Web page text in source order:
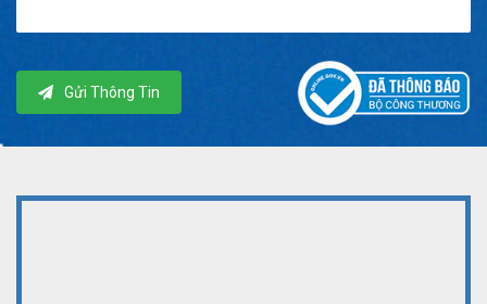
Gửi Thông Tin